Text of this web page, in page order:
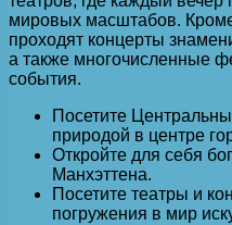
мировых масштабов.
проходят концерты
а также многочисленные
события.
Посетите
природой в центре
Откройте для себя
Манхэттена.
Посетите театры и
погружения в мир